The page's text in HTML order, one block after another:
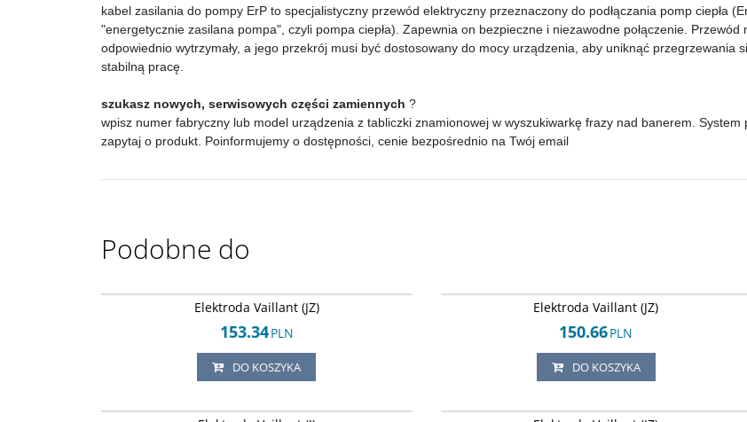
kabel zasilania do pompy ErP to specjalistyczny przewód elektryczny przeznaczony do podłączania pomp ciepła
"energetycznie zasilana pompa", czyli pompa ciepła). Zapewnia on bezpieczne i niezawodne połączenie. Przewód
odpowiednio wytrzymały, a jego przekrój musi być dostosowany do mocy urządzenia, aby uniknąć przegrzewania
stabilną pracę.
szukasz nowych, serwisowych części zamiennych ?
wpisz numer fabryczny lub model urządzenia z tabliczki znamionowej w wyszukiwarkę frazy nad banerem.
zapytaj o produkt. Poinformujemy o dostępności, cenie bezpośrednio na Twój email
Podobne do
Elektroda Vaillant (JZ)
153.34PLN
DO KOSZYKA
Elektroda Vaillant (JZ)
150.66PLN
DO KOSZYKA